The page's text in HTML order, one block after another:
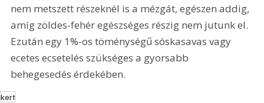
nem metszett részeknél is a mézgát, egészen addig,
amíg zöldes-fehér egészséges részig nem jutunk el.
Ezután egy 1%-os töménységű sóskasavas vagy
ecetes ecsetelés szükséges a gyorsabb
behegesedés érdekében.
kert